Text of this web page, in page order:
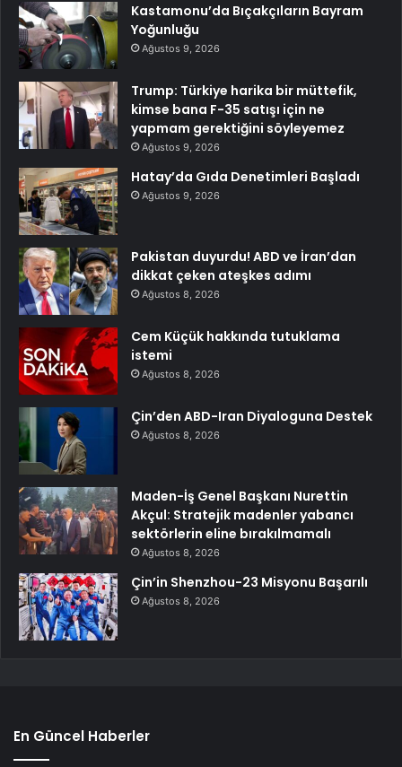
Kastamonu’da Bıçakçıların Bayram
Yoğunluğu
Ağustos 9, 2026
Trump: Türkiye harika bir müttefik,
kimse bana F-35 satışı için ne
yapmam gerektiğini söyleyemez
Ağustos 9, 2026
Hatay’da Gıda Denetimleri Başladı
Ağustos 9, 2026
Pakistan duyurdu! ABD ve İran’dan
dikkat çeken ateşkes adımı
Ağustos 8, 2026
Cem Küçük hakkında tutuklama
istemi
Ağustos 8, 2026
Çin’den ABD-Iran Diyaloguna Destek
Ağustos 8, 2026
Maden-İş Genel Başkanı Nurettin
Akçul: Stratejik madenler yabancı
sektörlerin eline bırakılmamalı
Ağustos 8, 2026
Çin’in Shenzhou-23 Misyonu Başarılı
Ağustos 8, 2026
En Güncel Haberler